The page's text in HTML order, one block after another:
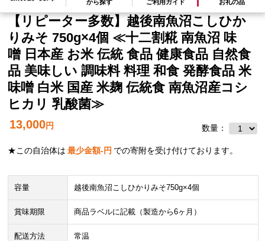
から探す
ご利用ガイド
お礼の品
中部地方 新潟県 南魚沼市
【リピーター多数】越後南魚沼こしひか
りみそ 750g×4個 ≪十二割糀 南魚沼 味
噌 日本産 お米 伝統 食品 健康食品 自然食
品 美味しい 調味料 料理 和食 発酵食品 米
味噌 白米 国産 米麹 伝統食 南魚沼産コシ
ヒカリ 乳酸菌≫
13,000円 数量：
★この自治体は 最少金額-円 での寄附を受け付けております。
容量 越後南魚沼こしひかりみそ750g×4個
賞味期限 商品ラベルに記載（製造から6ヶ月）
配送方法 常温